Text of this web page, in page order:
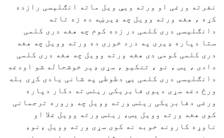
نفرته ورغی او ورته ویې ویل ماته انګلیسی رازده
کړه ، هغه ورته وویل چه ډیرښه ده زه تاته
دانګلیسی دری کلمی در زده کوم چه هغه دری کلمی
ستا دپاره ډیری په درد خوری ده ورته وویل چه هغه
دری کلمی کومی دی هغه ورته وویل چه هغه دری کلمی
دادی ، یس ، نو ، تنکیو ، سړی ډیر خوشحاله شو اودغه
دانګلیسی دری کلمی یې دطوطی په شانی یادی کړی بله
ورځ دغه سړی دیوی فابریکی ریئس ته دکار دپاره
ورغی دفابریکی ریئس ورته وویل چه وروره ترجمانی
کوی هغه ورته وویل یس، ریئس ورته وویل غلا او
ناوړه کارونه خوبه نه کوی سړی ورته وویل ،نو،